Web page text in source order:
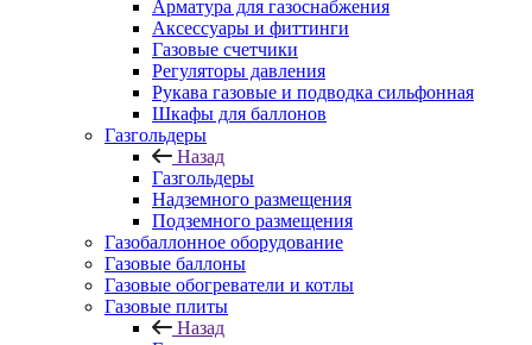
Арматура для газоснабжения
Аксессуары и фиттинги
Газовые счетчики
Регуляторы давления
Рукава газовые и подводка сильфонная
Шкафы для баллонов
Газгольдеры
Назад
Газгольдеры
Надземного размещения
Подземного размещения
Газобаллонное оборудование
Газовые баллоны
Газовые обогреватели и котлы
Газовые плиты
Назад